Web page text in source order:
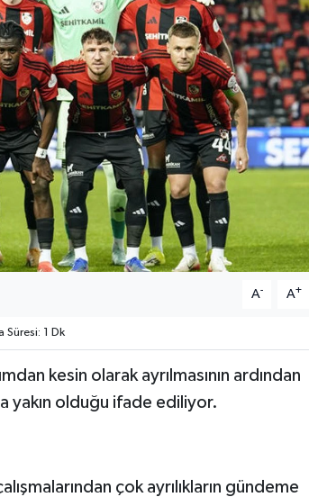
A- A+
Süresi: 1 Dk
kesin olarak ayrılmasının ardından
yakın olduğu ifade ediliyor.
çok ayrılıkların gündeme